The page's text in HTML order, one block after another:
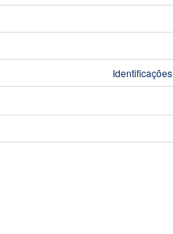
Identificações